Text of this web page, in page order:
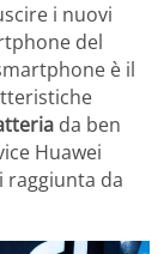
i nuovi
del
è il
da ben
Huawei
raggiunta da